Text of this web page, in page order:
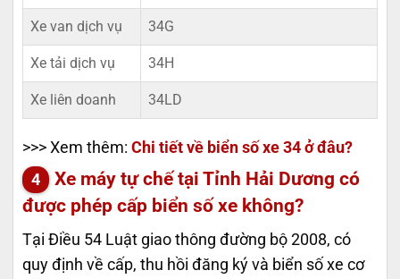
Xe van dịch vụ 34G
Xe tải dịch vụ 34H
Xe liên doanh 34LD
>>> Xem thêm: Chi tiết về biển số xe 34 ở đâu?
Xe máy tự chế tại Tỉnh Hải Dương có
được phép cấp biển số xe không?
Tại Điều 54 Luật giao thông đường bộ 2008, có
quy định về cấp, thu hồi đăng ký và biển số xe cơ